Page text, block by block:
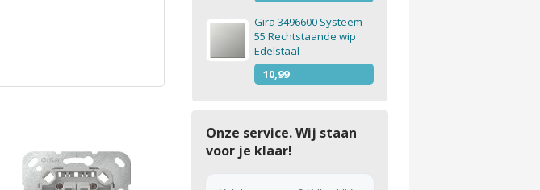
Gira 3496600 Systeem
55 Rechtstaande wip
Edelstaal
10,99
Onze service. Wij staan
voor je klaar!